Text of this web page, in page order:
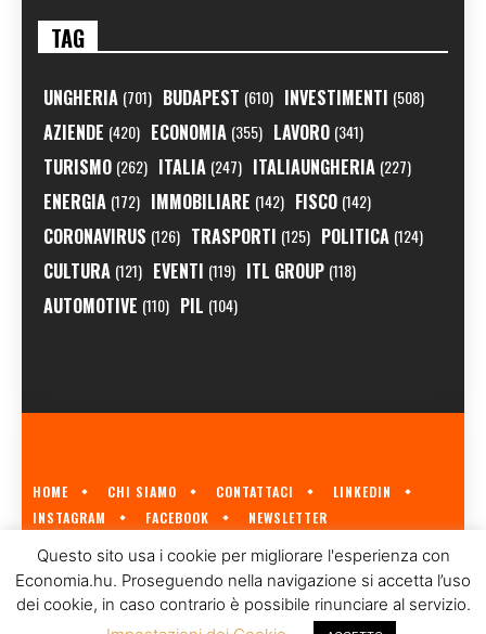
TAG
UNGHERIA (701) BUDAPEST (610) INVESTIMENTI (508)
AZIENDE (420) ECONOMIA (355) LAVORO (341)
TURISMO (262) ITALIA (247) ITALIAUNGHERIA (227)
ENERGIA (172) IMMOBILIARE (142) FISCO (142)
CORONAVIRUS (126) TRASPORTI (125) POLITICA (124)
CULTURA (121) EVENTI (119) ITL GROUP (118)
AUTOMOTIVE (110) PIL (104)
HOME CHI SIAMO CONTATTACI
LINKEDIN
INSTAGRAM
FACEBOOK NEWSLETTER
ECONOMIA.HU È IL PRIMO GIORNALE ITALIANO SULL'ECONOMIA UNGHERESE
A CURA DIITL GROUP© 2023
Questo sito usa i cookie per migliorare l'esperienza con
Economia.hu. Proseguendo nella navigazione si accetta l’uso
dei cookie, in caso contrario è possibile rinunciare al servizio.